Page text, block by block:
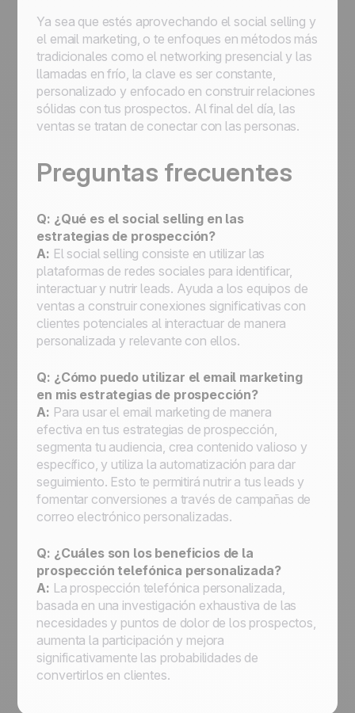
Ya sea que estés aprovechando el social selling y
el email marketing, o te enfoques en métodos más
tradicionales como el networking presencial y las
llamadas en frío, la clave es ser constante,
personalizado y enfocado en construir relaciones
sólidas con tus prospectos. Al final del día, las
ventas se tratan de conectar con las personas.
Preguntas frecuentes
Q: ¿Qué es el social selling en las
estrategias de prospección?
A: El social selling consiste en utilizar las
plataformas de redes sociales para identificar,
interactuar y nutrir leads. Ayuda a los equipos de
ventas a construir conexiones significativas con
clientes potenciales al interactuar de manera
personalizada y relevante con ellos.
Q: ¿Cómo puedo utilizar el email marketing
en mis estrategias de prospección?
A: Para usar el email marketing de manera
efectiva en tus estrategias de prospección,
segmenta tu audiencia, crea contenido valioso y
específico, y utiliza la automatización para dar
seguimiento. Esto te permitirá nutrir a tus leads y
fomentar conversiones a través de campañas de
correo electrónico personalizadas.
Q: ¿Cuáles son los beneficios de la
prospección telefónica personalizada?
A: La prospección telefónica personalizada,
basada en una investigación exhaustiva de las
necesidades y puntos de dolor de los prospectos,
aumenta la participación y mejora
significativamente las probabilidades de
convertirlos en clientes.